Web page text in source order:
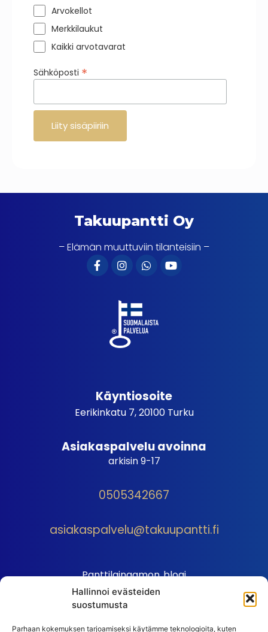
Hallinnoi evästeiden
suostumusta
Parhaan kokemuksen tarjoamiseksi käytämme teknologioita, kuten
Arvokellot
Merkkilaukut
Kaikki arvotavarat
Sähköposti *
Takuupantti Oy
– Elämän muuttuviin tilanteisiin –
Käyntiosoite
Eerikinkatu 7, 20100 Turku
Asiakaspalvelu avoinna
arkisin 9-17
0505342667
asiakaspalvelu@takuupantti.fi
Panttilainaamon blogi
Palveluhinnasto
Sopimusehdot